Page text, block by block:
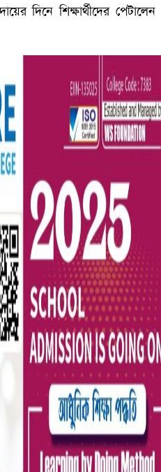
২১ হাজারের বেশি
সাধারণ সম্পাদকের পদত্যাগ
ভিডিও পোস্ট শিক্ষকের
দিনে শিক্ষার্থীদের পেটালেন